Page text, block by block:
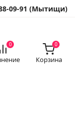
09-91 (Мытищи)
0 0
Корзина